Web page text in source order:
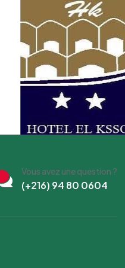
Vous avez une question ?
(+216) 94 80 0604